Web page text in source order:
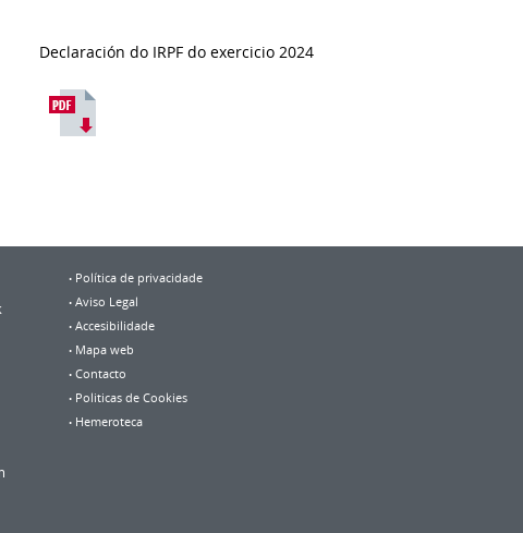
Declaración do IRPF do exercicio 2024
Política de privacidade
Aviso Legal
Accesibilidade
Mapa web
Contacto
Politicas de Cookies
Hemeroteca